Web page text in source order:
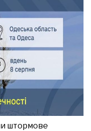
штормове